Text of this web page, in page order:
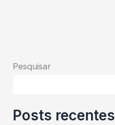
Pesquisar
Posts recentes